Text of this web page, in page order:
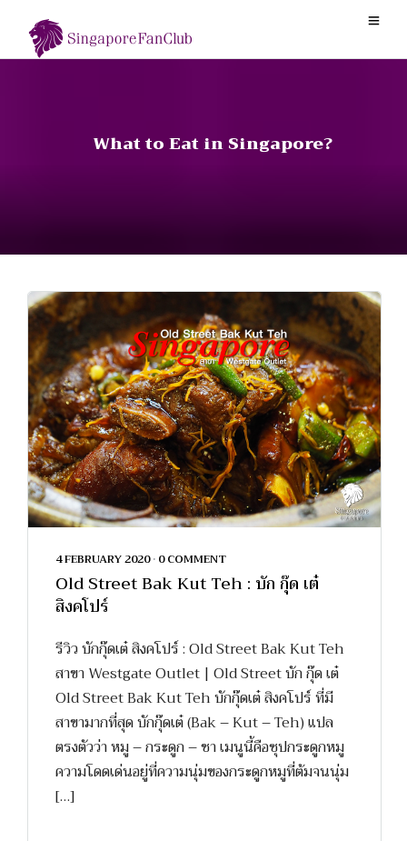
What to Eat in Singapore?
4 FEBRUARY 2020 • 0 COMMENT
Old Street Bak Kut Teh : บัก กุ๊ด เต๋
สิงคโปร์
รีวิว บักกุ๊ดเต๋ สิงคโปร์ : Old Street Bak Kut Teh
สาขา Westgate Outlet | Old Street บัก กุ๊ด เต๋
Old Street Bak Kut Teh บักกุ๊ดเต๋ สิงคโปร์ ที่มี
สาขามากที่สุด บักกุ๊ดเต๋ (Bak – Kut – Teh) แปล
ตรงตัวว่า หมู – กระดูก – ชา เมนูนี้คือซุปกระดูกหมู
ความโดดเด่นอยู่ที่ความนุ่มของกระดูกหมูที่ต้มจนนุ่ม
[…]